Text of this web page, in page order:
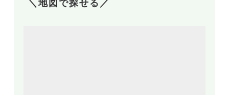
＼地図で探せる／